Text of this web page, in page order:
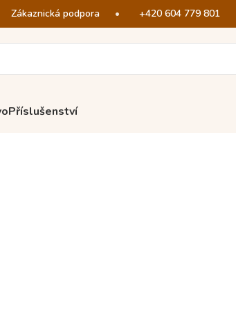
Zákaznická podpora • +420 604 779 801
Příslušenství